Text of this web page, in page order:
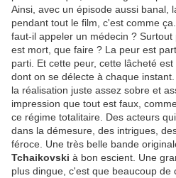
Ainsi, avec un épisode aussi banal,
pendant tout le film, c'est comme
faut-il appeler un médecin ?
est mort, que faire ? La peur est
parti. Et cette peur, cette lâcheté
dont on se délecte à chaque
la réalisation juste assez sobre et
impression que tout est faux,
ce régime totalitaire. Des acteurs
dans la démesure, des intrigues,
féroce. Une très belle bande
Tchaikovski à bon escient. Une
plus dingue, c'est que beaucoup de